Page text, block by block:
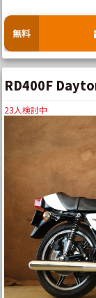
無料
RD400F
23人検討中